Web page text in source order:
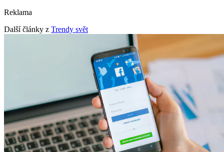
Reklama
Další články z Trendy svět